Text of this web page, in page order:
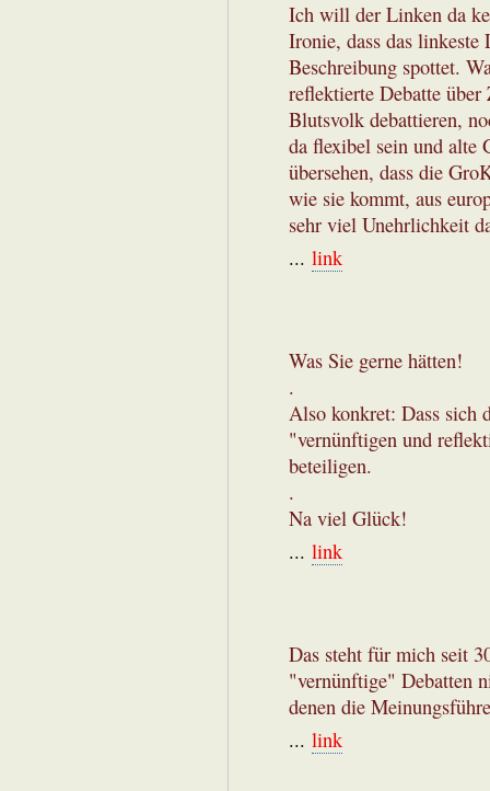
Ich will der Linken da
Ironie, dass das
Beschreibung spottet.
reflektierte Debatte
Blutsvolk debattieren,
da flexibel sein und alte
übersehen, dass die
wie sie kommt, aus
sehr viel Unehrlichkeit
... link
Was Sie gerne hätten!
.
Also konkret: Dass sich
"vernünftigen und
beteiligen.
.
Na viel Glück!
... link
Das steht für mich seit
"vernünftige" Debatten
denen die
... link